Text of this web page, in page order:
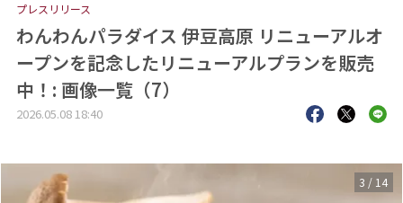
おすすめコンテンツ
出版物
会社概要
プレスリリース
わんわんパラダイス 伊豆高原 リニューアルオ
ープンを記念したリニューアルプランを販売
中！: 画像一覧（7）
2026.05.08 18:40
4 / 14